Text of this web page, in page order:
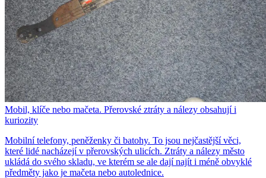
Mobil, klíče nebo mačeta. Přerovské ztráty a nálezy obsahují i
kuriozity
Mobilní telefony, peněženky či batohy. To jsou nejčastější věci,
které lidé nacházejí v přerovských ulicích. Ztráty a nálezy město
ukládá do svého skladu, ve kterém se ale dají najít i méně obvyklé
předměty jako je mačeta nebo autolednice.